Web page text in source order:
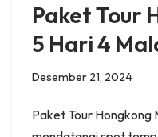
Paket Tour
5 Hari 4
Desember 21, 2024
Paket Tour Hongkong